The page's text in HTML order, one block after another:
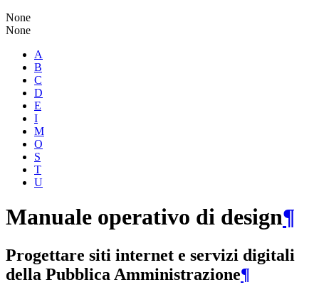
None
None
A
B
C
D
E
I
M
O
S
T
U
Manuale operativo di design¶
Progettare siti internet e servizi digitali
della Pubblica Amministrazione¶